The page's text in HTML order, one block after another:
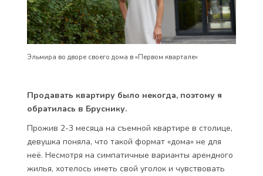
Эльмира во дворе своего дома в «Первом квартале»
Продавать квартиру было некогда, поэтому я
обратилась в Бруснику.
Прожив 2-3 месяца на съемной квартире в столице,
девушка поняла, что такой формат «дома» не для
неё. Несмотря на симпатичные варианты арендного
жилья, хотелось иметь свой уголок и чувствовать